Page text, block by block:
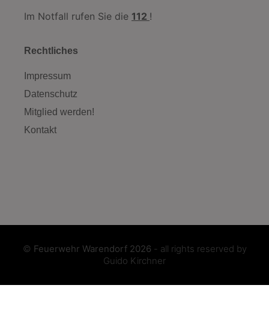
Im Notfall rufen Sie die 112 !
Rechtliches
Impressum
Datenschutz
Mitglied werden!
Kontakt
© Feuerwehr Warendorf 2026 - all rights reserved by
Guido Kirchner